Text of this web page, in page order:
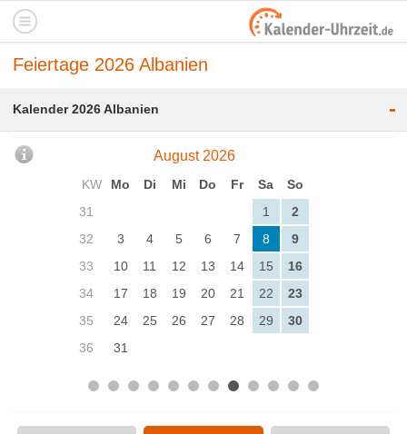
Feiertage 2026 Albanien
Kalender 2026 Albanien -
August 2026
KW Mo Di Mi Do Fr Sa
So
31
1
2
32
3 4 5 6 7 8
9
33
10 11 12 13 14 15
16
34
17 18 19 20 21 22
23
35
24 25 26 27 28 29
30
36
31